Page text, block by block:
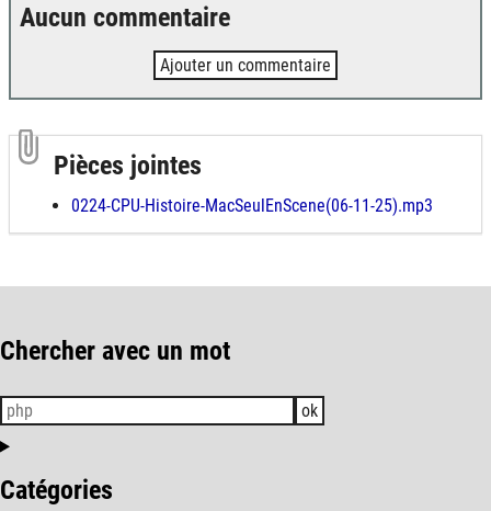
Aucun commentaire
Ajouter un commentaire
Pièces jointes
0224-CPU-Histoire-MacSeulEnScene(06-11-25).mp3
Chercher avec un mot
ok
Catégories